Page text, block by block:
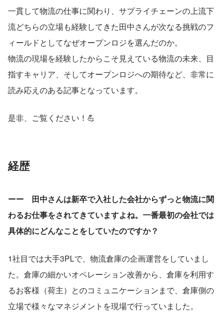
一貫して物流の仕事に関わり、サプライチェーンの上流下
流どちらの立場も経験してきた田中さんが次なる挑戦のフ
ィールドとしてなぜオープンロジを選んだのか。
物流の現場を経験したからこそ見えている物流の未来、目
指すキャリア、そしてオープンロジへの期待など、非常に
読み応えのある記事となっています。
是非、ご覧ください！💪
経歴
ーー　田中さんは新卒で入社した会社からずっと物流に関
わるお仕事をされてきていますよね。一番最初の会社では
具体的にどんなことをしていたのですか？
1社目では大手3PLで、物流倉庫の企画運営をしていまし
た。倉庫の細かいオペレーション改善から、倉庫を利用す
るお客様（荷主）とのコミュニケーションまで、倉庫側の
立場で様々なマネジメントを現場で行っていました。